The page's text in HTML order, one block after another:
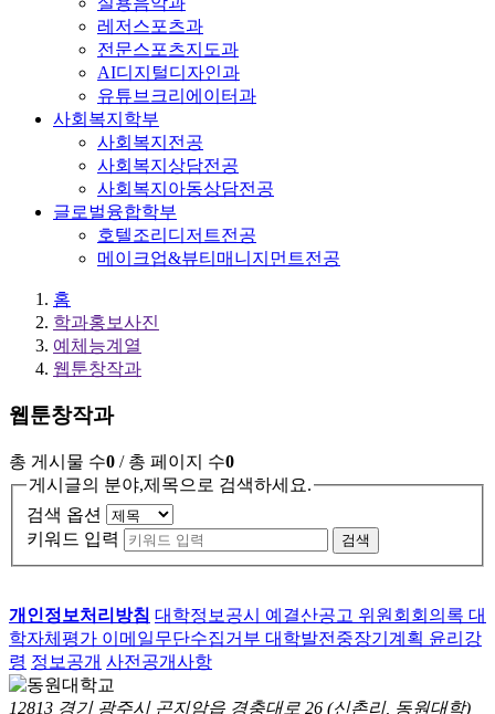
레저스포츠과
전문스포츠지도과
AI디지털디자인과
유튜브크리에이터과
사회복지학부
사회복지전공
사회복지상담전공
사회복지아동상담전공
글로벌융합학부
호텔조리디저트전공
메이크업&뷰티매니지먼트전공
홈
학과홍보사진
예체능계열
웹툰창작과
웹툰창작과
총 게시물 수0 / 총 페이지 수0
게시글의 분야,제목으로 검색하세요.
검색 옵션
키워드 입력
검색
개인정보처리방침 대학정보공시 예결산공고 위원회회의록 대
학자체평가 이메일무단수집거부 대학발전중장기계획 윤리강
령 정보공개 사전공개사항
12813 경기 광주시 곤지암읍 경충대로 26 (신촌리, 동원대학)